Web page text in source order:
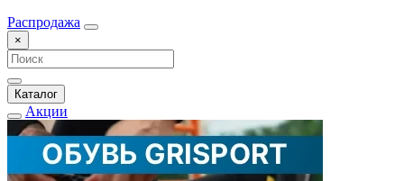
Распродажа
×
Каталог
Акции